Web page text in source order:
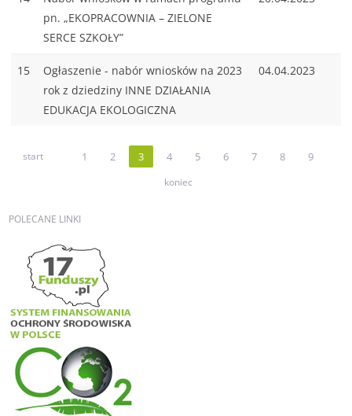
pn. „EKOPRACOWNIA – ZIELONE
SERCE SZKOŁY”
15
Ogłaszenie - nabór wniosków na 2023
rok z dziedziny INNE DZIAŁANIA
EDUKACJA EKOLOGICZNA
04.04.2023
start 1 2 3 4 5 6 7 8 9
koniec
POLECANE LINKI